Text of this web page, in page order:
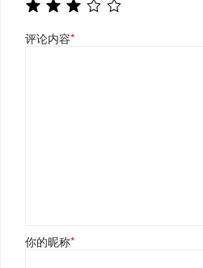
评论内容*
你的昵称*